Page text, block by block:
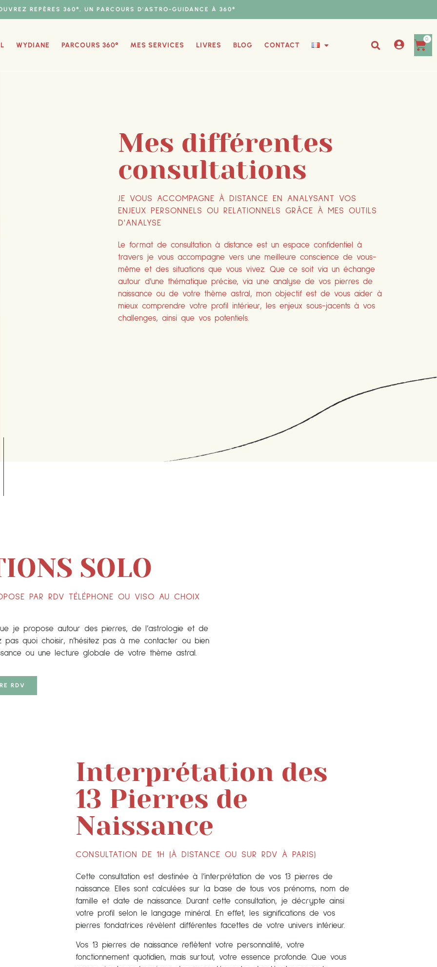
REPÈRES 360°, UN PARCOURS D'ASTRO-GUIDANCE À 360°
WYDIANE PARCOURS 360° MES SERVICES LIVRES BLOG CONTACT
0
Mes différentes
consultations
JE VOUS ACCOMPAGNE À DISTANCE EN ANALYSANT VOS
ENJEUX PERSONNELS OU RELATIONNELS GRÂCE À MES OUTILS
D'ANALYSE
Le format de consultation à distance est un espace confidentiel à
travers je vous accompagne vers une meilleure conscience de vous-
même et des situations que vous vivez. Que ce soit via un échange
autour d’une thématique précise, via une analyse de vos pierres de
naissance ou de votre thème astral, mon objectif est de vous aider à
mieux comprendre votre profil intérieur, les enjeux sous-jacents à vos
challenges, ainsi que vos potentiels.
SOLO
PAR RDV TÉLÉPHONE OU VISO AU CHOIX
je propose autour des pierres, de l’astrologie et de
quoi choisir, n’hésitez pas à me contacter ou bien
ou une lecture globale de votre thème astral.
RDV
Interprétation des
13 Pierres de
Naissance
CONSULTATION DE 1H (À DISTANCE OU SUR RDV À PARIS)
Cette consultation est destinée à l’interprétation de vos 13 pierres de
naissance. Elles sont calculées sur la base de tous vos prénoms, nom de
famille et date de naissance. Durant cette consultation, je décrypte ainsi
votre profil selon le langage minéral. En effet, les significations de vos
pierres fondatrices révèlent différentes facettes de votre univers intérieur.
Vos 13 pierres de naissance reflètent votre personnalité, votre
fonctionnement quotidien, mais surtout, votre essence profonde. Que vous